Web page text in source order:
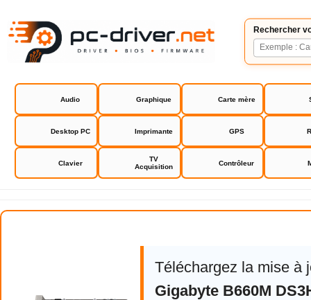
Rechercher
Audio Graphique Carte mère
Desktop PC Imprimante GPS
Clavier
TV
Acquisition
Contrôleur
Gigabyte B660M DS3H DDR4
Téléchargez la mise à
Gigabyte B660M